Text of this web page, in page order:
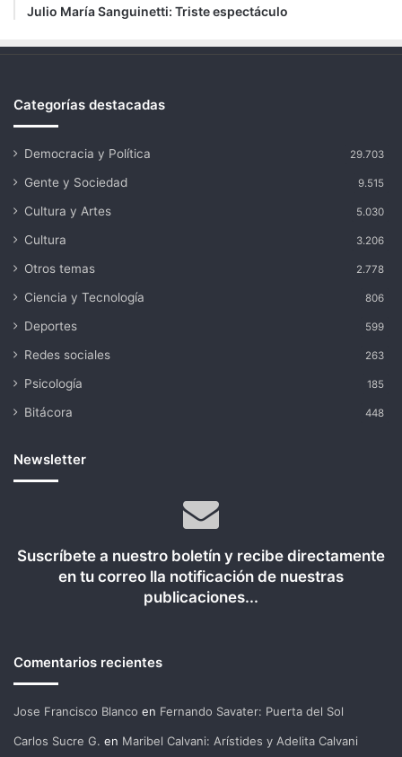
Julio María Sanguinetti: Triste espectáculo
Categorías destacadas
Democracia y Política 29.703
Gente y Sociedad 9.515
Cultura y Artes 5.030
Cultura 3.206
Otros temas 2.778
Ciencia y Tecnología 806
Deportes 599
Redes sociales 263
Psicología 185
Bitácora 448
Newsletter
Suscríbete a nuestro boletín y recibe directamente
en tu correo lla notificación de nuestras
publicaciones...
Comentarios recientes
Jose Francisco Blanco en Fernando Savater: Puerta del Sol
Carlos Sucre G. en Maribel Calvani: Arístides y Adelita Calvani